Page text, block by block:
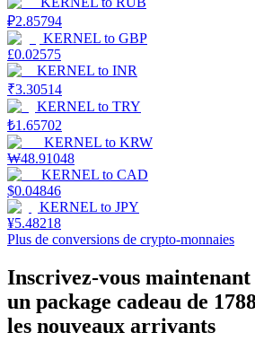
Launchpool
Staking flexible pour gagner des
₽2.85794
KERNEL to GBP
£0.02575
KERNEL to INR
₹3.30514
KERNEL to TRY
₺1.65702
KERNEL to KRW
₩48.91048
KERNEL to CAD
$0.04846
KERNEL to JPY
¥5.48218
Plus de conversions de crypto-monnaies
Inscrivez-vous
un package cadeau de
les nouveaux arrivants